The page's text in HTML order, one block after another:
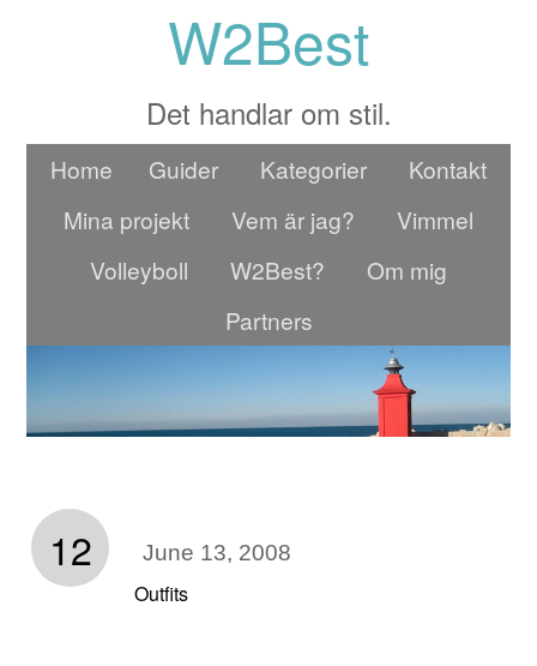
W2Best
Det handlar om stil.
Home Guider Kategorier
Kontakt
Mina projekt
Vem är jag?
Vimmel
Volleyboll
W2Best?
Om mig
Partners
12 June 13, 2008
Outfits